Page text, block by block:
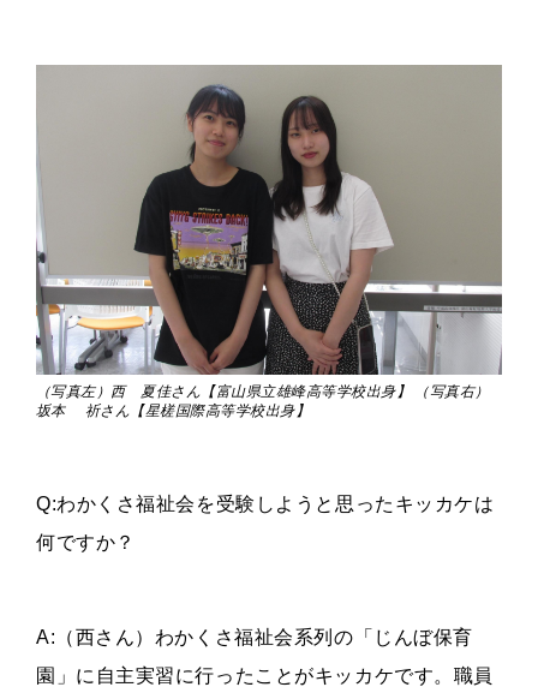
（写真左）西 夏佳さん【富山県立雄峰高等学校出身】 （写真右）
坂本 祈さん【星槎国際高等学校出身】
Q:わかくさ福祉会を受験しようと思ったキッカケは
何ですか？
A:（西さん）わかくさ福祉会系列の「じんぼ保育
園」に自主実習に行ったことがキッカケです。職員